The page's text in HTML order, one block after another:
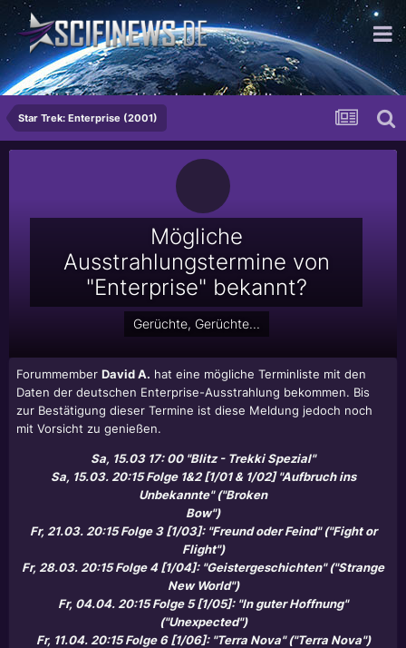
...mit lebenden, probiotischen Joghurt-Kulturen!
Star Trek: Enterprise (2001)
Mögliche
Ausstrahlungstermine von
"Enterprise" bekannt?
Gerüchte, Gerüchte...
Forummember David A. hat eine mögliche Terminliste mit den
Daten der deutschen Enterprise-Ausstrahlung bekommen. Bis
zur Bestätigung dieser Termine ist diese Meldung jedoch noch
mit Vorsicht zu genießen.
Sa, 15.03 17: 00 "Blitz - Trekki Spezial"
Sa, 15.03. 20:15 Folge 1&2 [1/01 & 1/02] "Aufbruch ins
Unbekannte" ("Broken
Bow")
Fr, 21.03. 20:15 Folge 3 [1/03]: "Freund oder Feind" ("Fight or
Flight")
Fr, 28.03. 20:15 Folge 4 [1/04]: "Geistergeschichten" ("Strange
New World")
Fr, 04.04. 20:15 Folge 5 [1/05]: "In guter Hoffnung"
("Unexpected")
Fr, 11.04. 20:15 Folge 6 [1/06]: "Terra Nova" ("Terra Nova")